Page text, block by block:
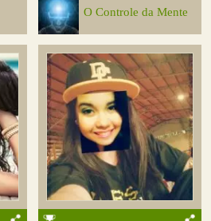
O Controle da Mente